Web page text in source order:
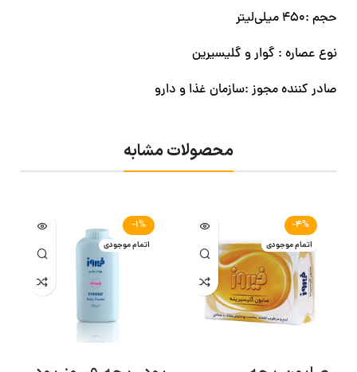
حجم :۴۵۰ میلی‌لیتر
نوع عصاره : گوار و گلیسیرین
صادر کننده مجوز :سازمان غذا و دارو
محصولات مشابه
-4%
اتمام موجودی
-1%
اتمام موجودی